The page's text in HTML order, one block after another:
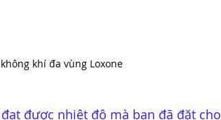
khí đa vùng Loxone
được nhiệt độ mà bạn đã đặt cho